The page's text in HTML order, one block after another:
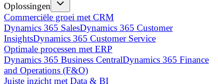
Oplossingen
Commerciële groei met CRM
Dynamics 365 SalesDynamics 365 Customer
InsightsDynamics 365 Customer Service
Optimale processen met ERP
Dynamics 365 Business CentralDynamics 365 Finance
and Operations (F&O)
Juiste inzicht met Data & BI